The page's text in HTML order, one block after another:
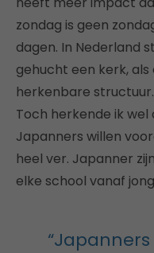
zondag is geen
dagen. In Nederland
gehucht een kerk,
herkenbare
Toch herkende ik wel
Japanners willen
heel ver. Japanner
elke school vanaf